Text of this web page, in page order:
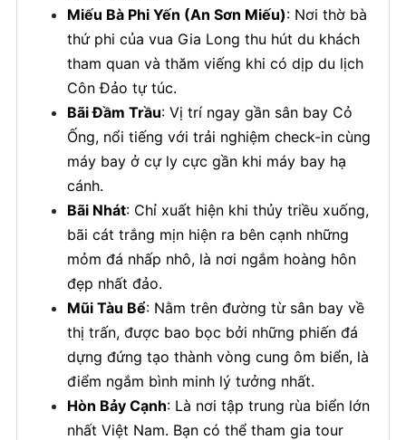
Miếu Bà Phi Yến (An Sơn Miếu): Nơi thờ bà
thứ phi của vua Gia Long thu hút du khách
tham quan và thăm viếng khi có dịp du lịch
Côn Đảo tự túc.
Bãi Đầm Trầu: Vị trí ngay gần sân bay Cỏ
Ống, nổi tiếng với trải nghiệm check-in cùng
máy bay ở cự ly cực gần khi máy bay hạ
cánh.
Bãi Nhát: Chỉ xuất hiện khi thủy triều xuống,
bãi cát trắng mịn hiện ra bên cạnh những
mỏm đá nhấp nhô, là nơi ngắm hoàng hôn
đẹp nhất đảo.
Mũi Tàu Bể: Nằm trên đường từ sân bay về
thị trấn, được bao bọc bởi những phiến đá
dựng đứng tạo thành vòng cung ôm biển, là
điểm ngắm bình minh lý tưởng nhất.
Hòn Bảy Cạnh: Là nơi tập trung rùa biển lớn
nhất Việt Nam. Bạn có thể tham gia tour